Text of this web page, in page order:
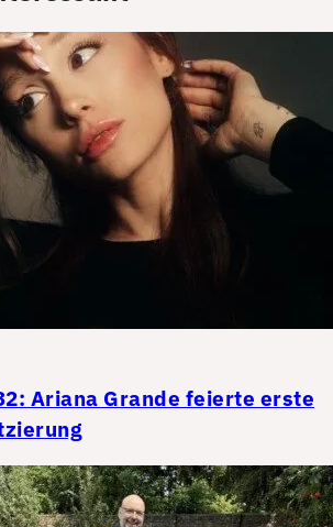
Ariana Grande feierte erste